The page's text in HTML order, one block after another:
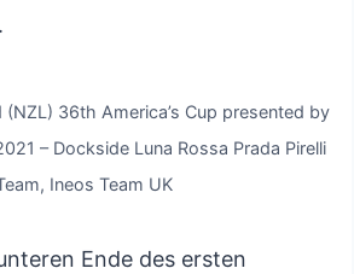
36th America’s Cup presented by
– Dockside Luna Rossa Prada Pirelli
Ineos Team UK
Ende des ersten